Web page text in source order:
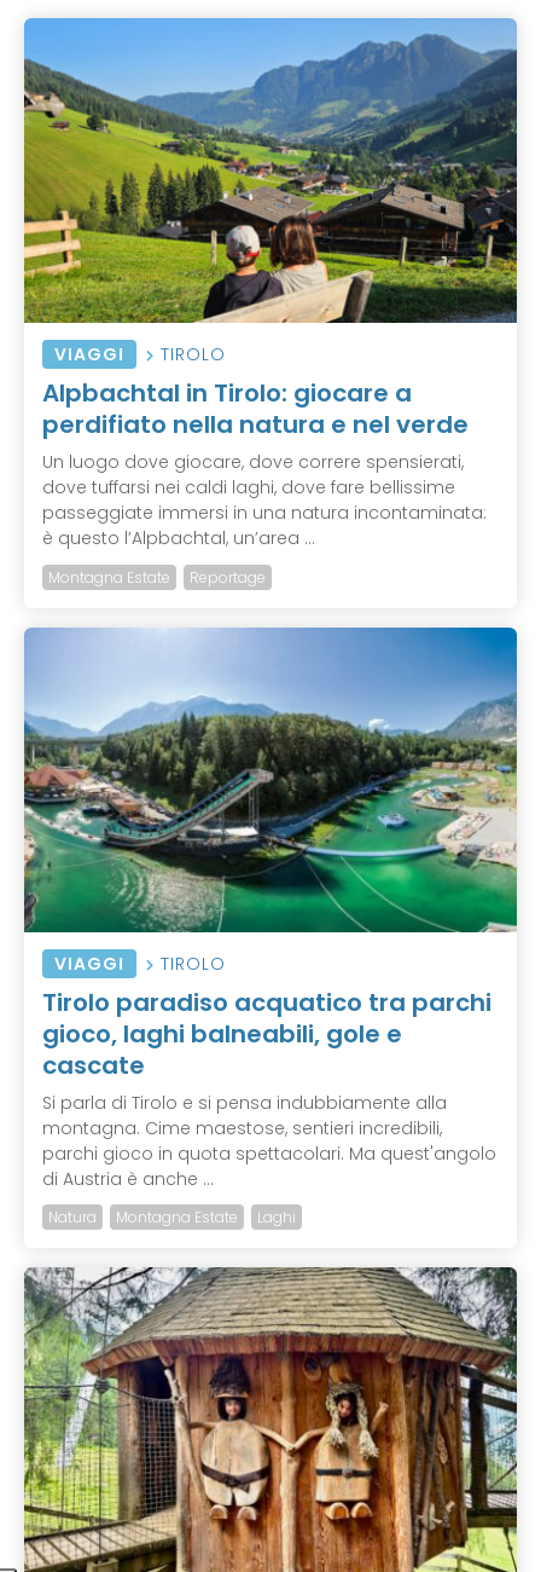
VIAGGI TIROLO
Alpbachtal in Tirolo: giocare a
perdifiato nella natura e nel verde
Un luogo dove giocare, dove correre spensierati,
dove tuffarsi nei caldi laghi, dove fare bellissime
passeggiate immersi in una natura incontaminata:
è questo l’Alpbachtal, un’area ...
Montagna Estate Reportage
VIAGGI TIROLO
Tirolo paradiso acquatico tra parchi
gioco, laghi balneabili, gole e
cascate
Si parla di Tirolo e si pensa indubbiamente alla
montagna. Cime maestose, sentieri incredibili,
parchi gioco in quota spettacolari. Ma quest'angolo
di Austria è anche ...
Natura Montagna Estate Laghi